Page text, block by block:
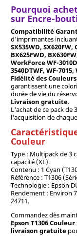
Pourquoi
sur Encre-
Compatibilité
d'imprimantes
SX535WD,
BX625FWD,
WorkForce WF-
3540DTWF, WF-
Fidélité des Couleurs
garantissent une
durée de vie du
Livraison gratuite.
L'achat de ce pack de
l'acquisition de
Couleur
Type : Multipack de 3
capacité (XL).
Contenu : 1 Cyan
Référence : T1306
Technologie : Epson
Rendement : Environ
24711.
Commandez dès
Epson T1306 Couleur
livraison gratuite